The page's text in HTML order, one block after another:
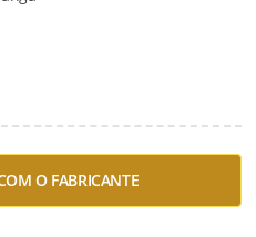
O FABRICANTE
produto
da Zapiranga é
uso industrial, pois